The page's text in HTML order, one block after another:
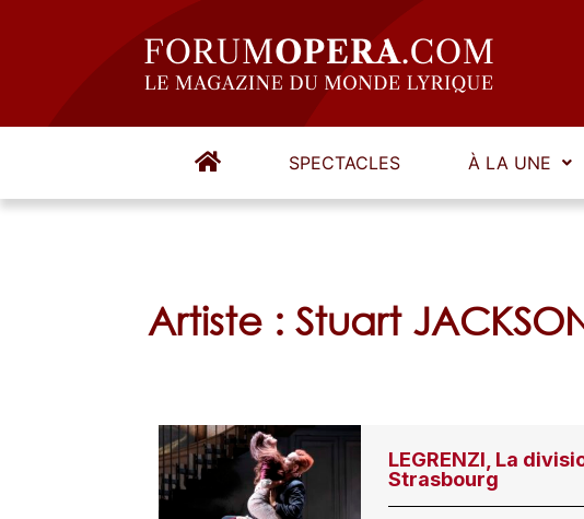
SPECTACLES À LA UNE
Artiste : Stuart
LEGRENZI, La
Strasbourg